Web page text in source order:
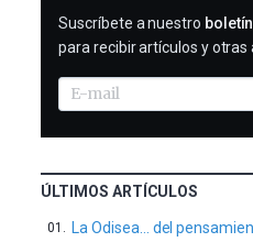
SUSCRIBIRME
Suscríbete a nuestro
para recibir artículos y otras
ÚLTIMOS ARTÍCULOS
La Odisea… del